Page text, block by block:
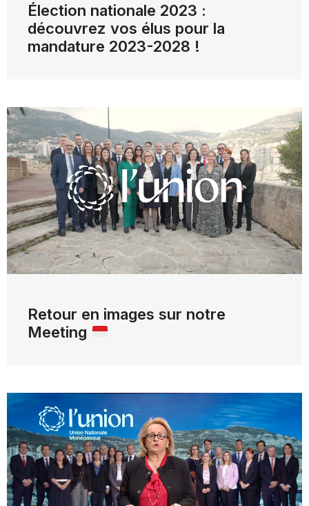
Élection nationale 2023 :
découvrez vos élus pour la
mandature 2023-2028 !
Retour en images sur notre
Meeting